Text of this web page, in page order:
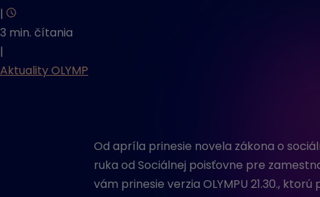
|
3 min. čítania
|
Aktuality OLYMP
Od apríla prinesie novela zákona o
ruka od Sociálnej poisťovne pre
vám prinesie verzia OLYMPU 21.30., ktorú